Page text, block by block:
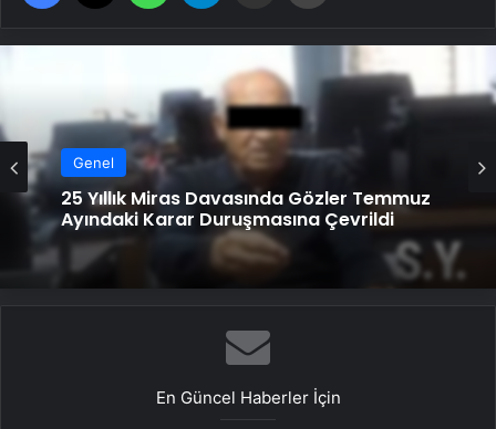
Genel
25 Yıllık Miras Davasında Gözler Temmuz
Ayındaki Karar Duruşmasına Çevrildi
En Güncel Haberler İçin